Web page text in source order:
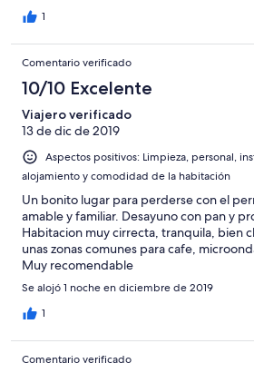
1
Comentario verificado
10/10 Excelente
Viajero verificado
13 de dic de 2019
Aspectos positivos: Limpieza, personal,
alojamiento y comodidad de la habitación
Un bonito lugar para perderse con el
amable y familiar. Desayuno con pan y
Habitacion muy cirrecta, tranquila, bien
unas zonas comunes para cafe,
Muy recomendable
Se alojó 1 noche en diciembre de 2019
1
Comentario verificado